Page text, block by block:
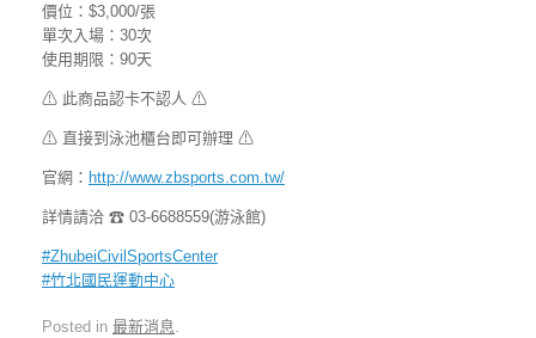
價位：$3,000/張
單次入場：30次
使用期限：90天
⚠ 此商品認卡不認人 ⚠
⚠ 直接到泳池櫃台即可辦理 ⚠
官網： http://www.zbsports.com.tw/
詳情請洽 ☎ 03-6688559(游泳館)
#ZhubeiCivilSportsCenter
#竹北國民運動中心
Posted in 最新消息.